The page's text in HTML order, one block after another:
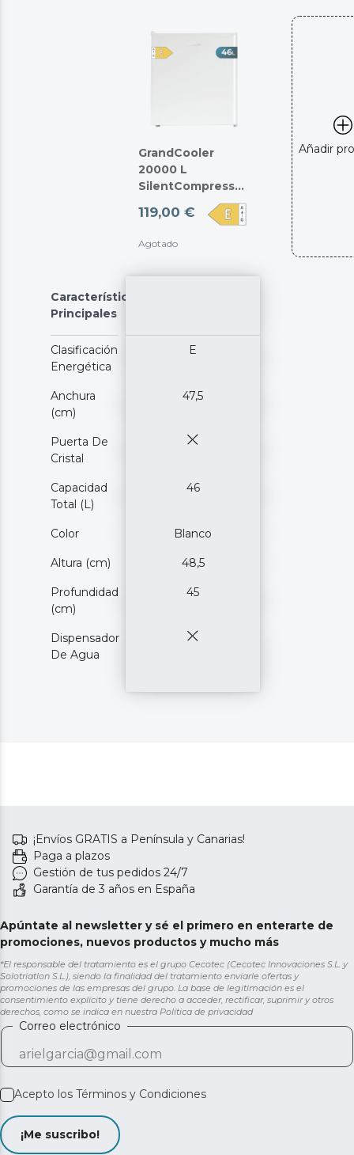
GrandCooler
20000 L
SilentCompress
119,00 €
Agotado
Añadir
Características
Principales
Clasificación
Energética
E
Anchura
(cm)
47,5
Puerta De
Cristal
Capacidad
Total (L)
46
Color Blanco
Altura (cm) 48,5
Profundidad
(cm)
45
Dispensador
De Agua
¡Envíos GRATIS a Península y Canarias!
Paga a plazos
Gestión de tus pedidos 24/7
Garantía de 3 años en España
Apúntate al newsletter y sé el primero en enterarte de
promociones, nuevos productos y mucho más
*El responsable del tratamiento es el grupo Cecotec (Cecotec Innovaciones S.L. y
Solotriatlon S.L.), siendo la finalidad del tratamiento enviarle ofertas y
promociones de las empresas del grupo. La base de legitimación es el
consentimiento explícito y tiene derecho a acceder, rectificar, suprimir y otros
derechos, como se indica en nuestra Política de privacidad
Correo electrónico
Acepto los Términos y Condiciones
¡Me suscribo!